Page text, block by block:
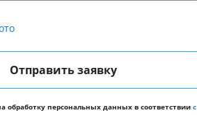
Отправить заявку
обработку персональных данных в соответствии с